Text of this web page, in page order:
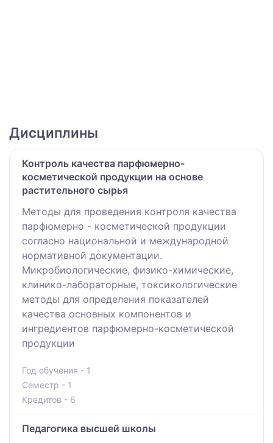
Дисциплины
Контроль качества парфюмерно-
косметической продукции на основе
растительного сырья
Методы для проведения контроля качества
парфюмерно - косметической продукции
согласно национальной и международной
нормативной документации.
Микробиологические, физико-химические,
клинико-лабораторные, токсикологические
методы для определения показателей
качества основных компонентов и
ингредиентов парфюмерно-косметической
продукции
Год обучения - 1
Семестр - 1
Кредитов - 6
Педагогика высшей школы